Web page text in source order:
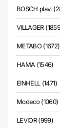
BOSCH plavi
VILLAGER
METABO (1672)
HAMA (1546)
EINHELL (1471)
Modeco (1060)
LEVIOR (999)